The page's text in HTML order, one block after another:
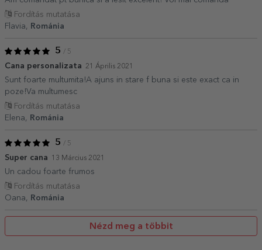
Fordítás mutatása
Flavia,
Románia
5 / 5
Cana personalizata 21 Április 2021
Sunt foarte multumita!A ajuns in stare f buna si este exact ca in
poze!Va multumesc
Fordítás mutatása
Elena,
Románia
5 / 5
Super cana 13 Március 2021
Un cadou foarte frumos
Fordítás mutatása
Oana,
Románia
Nézd meg a többit